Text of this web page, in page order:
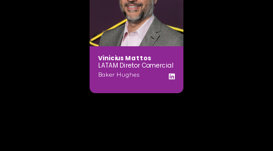
Vinicius Mattos
LATAM Diretor Comercial
Baker Hughes